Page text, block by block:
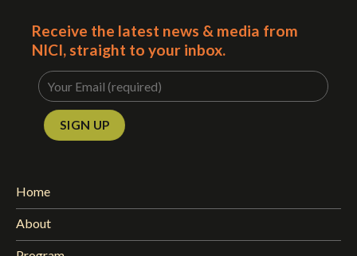
Receive the latest news & media from
NICI, straight to your inbox.
Home
About